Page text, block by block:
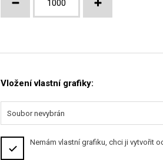
Vložení vlastní grafiky:
Soubor nevybrán
Nemám vlastní grafiku, chci ji vytvořit